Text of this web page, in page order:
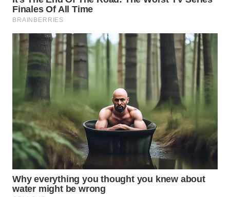
KARO
WN
SIMALUNGUN
WN
LABUHANBATU
WN
TAPANULI
TENGAH
WN DELI
SERDANG